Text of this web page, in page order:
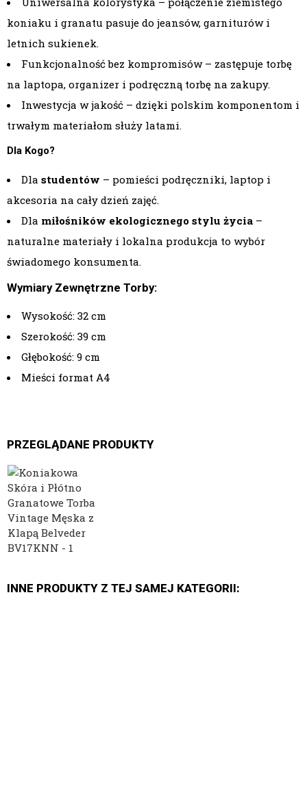
koniaku i granatu pasuje do jeansów, garniturów i
letnich sukienek.
Funkcjonalność bez kompromisów – zastępuje torbę
na laptopa, organizer i podręczną torbę na zakupy.
Inwestycja w jakość – dzięki polskim komponentom i
trwałym materiałom służy latami.
Dla Kogo?
Dla studentów – pomieści podręczniki, laptop i
akcesoria na cały dzień zajęć.
Dla miłośników ekologicznego stylu życia –
naturalne materiały i lokalna produkcja to wybór
świadomego konsumenta.
Wymiary Zewnętrzne Torby:
Wysokość: 32 cm
Szerokość: 39 cm
Głębokość: 9 cm
Mieści format A4
PRZEGLĄDANE PRODUKTY
INNE PRODUKTY Z TEJ SAMEJ KATEGORII: